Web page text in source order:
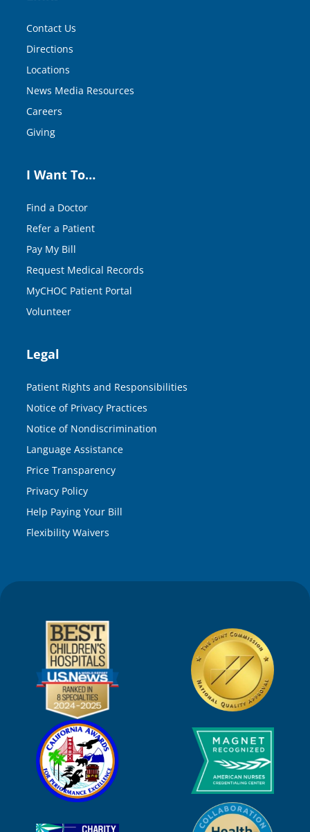
Contact Us
Directions
Locations
News Media Resources
Careers
Giving
I Want To…
Find a Doctor
Refer a Patient
Pay My Bill
Request Medical Records
MyCHOC Patient Portal
Volunteer
Legal
Patient Rights and Responsibilities
Notice of Privacy Practices
Notice of Nondiscrimination
Language Assistance
Price Transparency
Privacy Policy
Help Paying Your Bill
Flexibility Waivers